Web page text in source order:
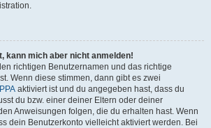
kann mich aber nicht anmelden!
richtigen Benutzernamen und das richtige
Wenn diese stimmen, dann gibt es zwei
aktiviert ist und du angegeben hast, dass du
du bzw. einer deiner Eltern oder deiner
Anweisungen folgen, die du erhalten hast. Wenn
dein Benutzerkonto vielleicht aktiviert werden. Bei